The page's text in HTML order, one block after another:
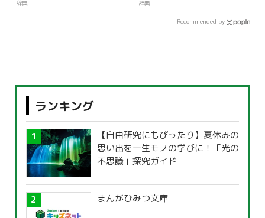
辞典 辞典
Recommended by
ランキング
【自由研究にもぴったり】夏休みの
思い出を一生モノの学びに！「光の
不思議」探究ガイド
まんがひみつ文庫